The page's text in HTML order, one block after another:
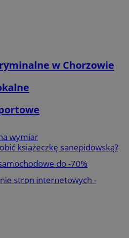
w Chorzowie
wymiar
książeczkę sanepidowską?
do -70%
stron internetowych -